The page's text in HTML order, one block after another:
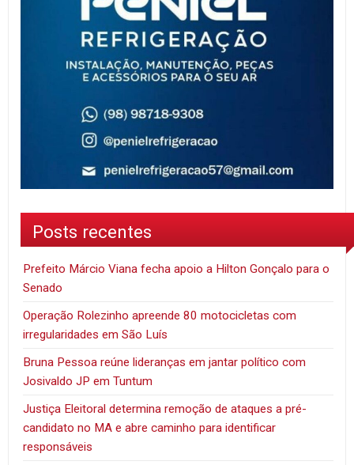
Posts recentes
Prefeito Márcio Viana fecha apoio a Hilton Gonçalo para o
Senado
Operação Rolezinho apreende 80 motocicletas com
irregularidades em São Luís
Bruna Pessoa reúne lideranças em jantar político com
Josivaldo JP em Tuntum
Justiça Eleitoral determina remoção de ataques a pré-
candidato no MA e abre caminho para identificar
responsáveis